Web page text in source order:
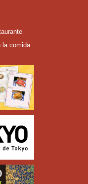
la comida